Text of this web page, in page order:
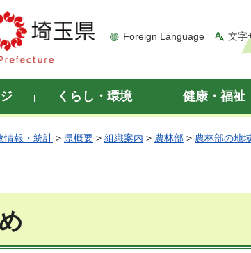
Foreign Language 文字
くらし・環境 健康・福祉
情報・統計 > 県概要 > 組織案内 > 農林部 > 農林部の地